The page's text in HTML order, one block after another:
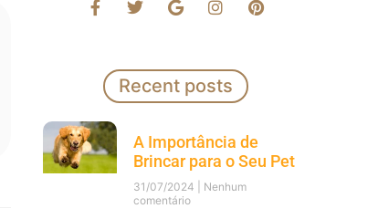
Recent posts
A Importância de
Brincar para o Seu Pet
31/07/2024
Nenhum
comentário